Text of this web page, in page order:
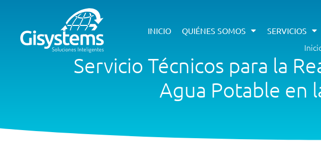
INICIO QUIÉNES SOMOS SERVICIOS
Servicio Técnicos para la
Agua Potable en